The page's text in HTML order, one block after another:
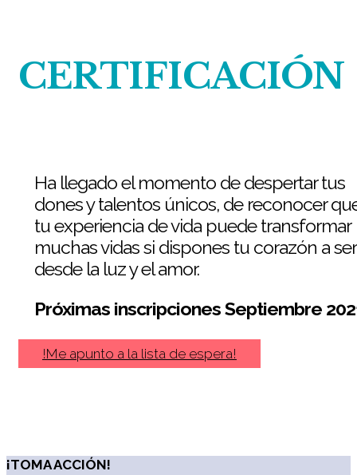
CERTIFICACIÓN
Ha llegado el momento de despertar tus
dones y talentos únicos, de reconocer
tu experiencia de vida puede transformar
muchas vidas si dispones tu corazón a
desde la luz y el amor.
Próximas inscripciones Septiembre
!Me apunto a la lista de espera!
¡TOMA ACCIÓN!